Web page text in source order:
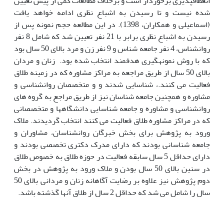
شده نیست و تا رسیدن به اشباع نظری ادامه خواهد یافت
(اسماعیلی و همکاران، 1398). در این مطالعه حجم نمونه پس از
رسیدن به اشباع نظری برابر با 21 نفر تعیین شد که شامل 8 نفر
روانشناس، 4 نفر جامعه شناس و 9 نفر زن و مرد بالای 50 سال بود
که با روش نمونه­گیری هدفمند انتخاب شده بود. زنان و مردان
بالای 50 سال از طریق مراجعه به مراکز مشاوره که در زمینه طلاق
فعالیت می کنند.، شناسایی شدند و و متخصصان روانشناسی و
مشاوره و همچنین جامعه شناسان نیز از طریق مراجع به گروه های
روانشناسی و مشاوره و جامعه شناسایی دانشگاه­ها و متخصصانی
که در مراکز مشاوره طلاق فعالیت می کنند انتخاب گردیدند. ملاک
ورود به پژوهش برای بخش خبرگان روانشناسان، مشاوران و
جامعه شناسانی بودند که دارای مدرک دکتری تخصصی بودند و
دارای حداقل 5 سال سابقه فعالیت در حوزه طلاق به خصوص طلاق
در سنین بالای 50 سال بودن و ملاک ورود به پژوهش در بخش
دوم پژوهش نیز علاوه بر رضایت آگاهانه زنان و مردانی بالای 50
سال را شامل می شد که حداقل 2 سال از طلاق آنها گذشته باشد.